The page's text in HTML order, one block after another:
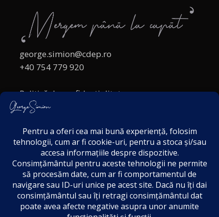
george.simion@cdep.ro
+40 754 779 920
Politică de confidențialitate
Politica cookies
Acordul de markting
Disclaimer